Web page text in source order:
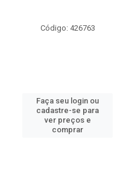
Código: 426763
Faça seu login ou
cadastre-se para
ver preços e
comprar